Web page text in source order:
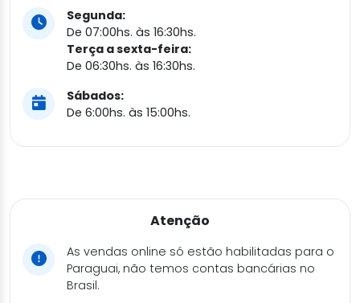
Segunda:
De 07:00hs. às 16:30hs.
Terça a sexta-feira:
De 06:30hs. às 16:30hs.
Sábados:
De 6:00hs. às 15:00hs.
Atenção
As vendas online só estão habilitadas para o
Paraguai, não temos contas bancárias no
Brasil.